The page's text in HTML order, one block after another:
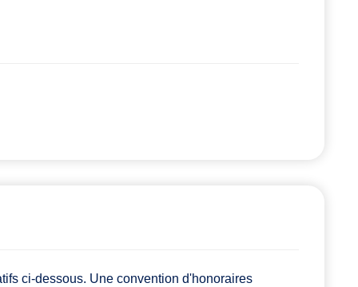
ci-dessous. Une convention d'honoraires